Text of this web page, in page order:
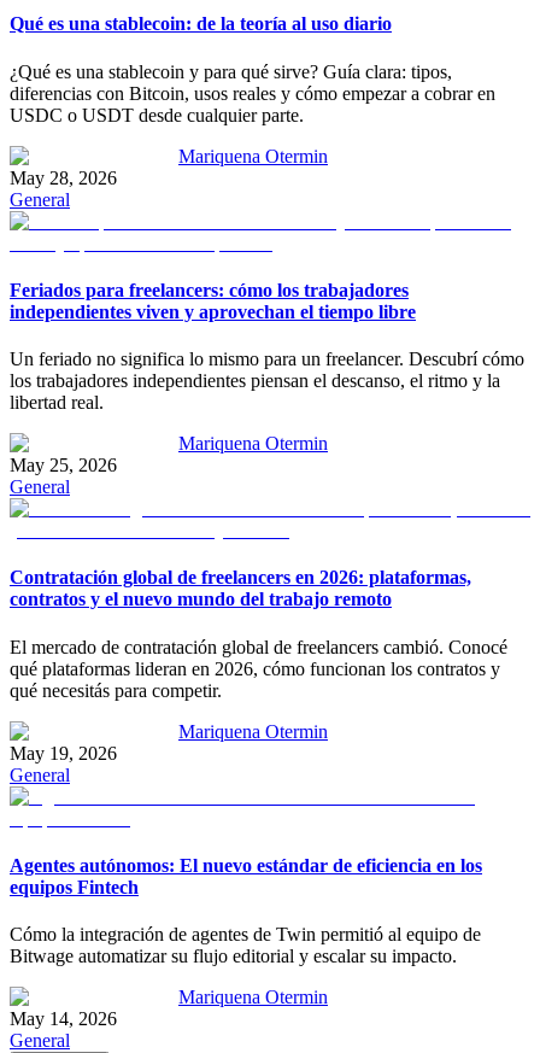
Qué es una stablecoin: de la teoría al uso diario
¿Qué es una stablecoin y para qué sirve? Guía clara: tipos,
diferencias con Bitcoin, usos reales y cómo empezar a cobrar en
USDC o USDT desde cualquier parte.
Mariquena Otermin
May 28, 2026
General
Feriados para freelancers: cómo los trabajadores
independientes viven y aprovechan el tiempo libre
Un feriado no significa lo mismo para un freelancer. Descubrí cómo
los trabajadores independientes piensan el descanso, el ritmo y la
libertad real.
Mariquena Otermin
May 25, 2026
General
Contratación global de freelancers en 2026: plataformas,
contratos y el nuevo mundo del trabajo remoto
El mercado de contratación global de freelancers cambió. Conocé
qué plataformas lideran en 2026, cómo funcionan los contratos y
qué necesitás para competir.
Mariquena Otermin
May 19, 2026
General
Agentes autónomos: El nuevo estándar de eficiencia en los
equipos Fintech
Cómo la integración de agentes de Twin permitió al equipo de
Bitwage automatizar su flujo editorial y escalar su impacto.
Mariquena Otermin
May 14, 2026
General